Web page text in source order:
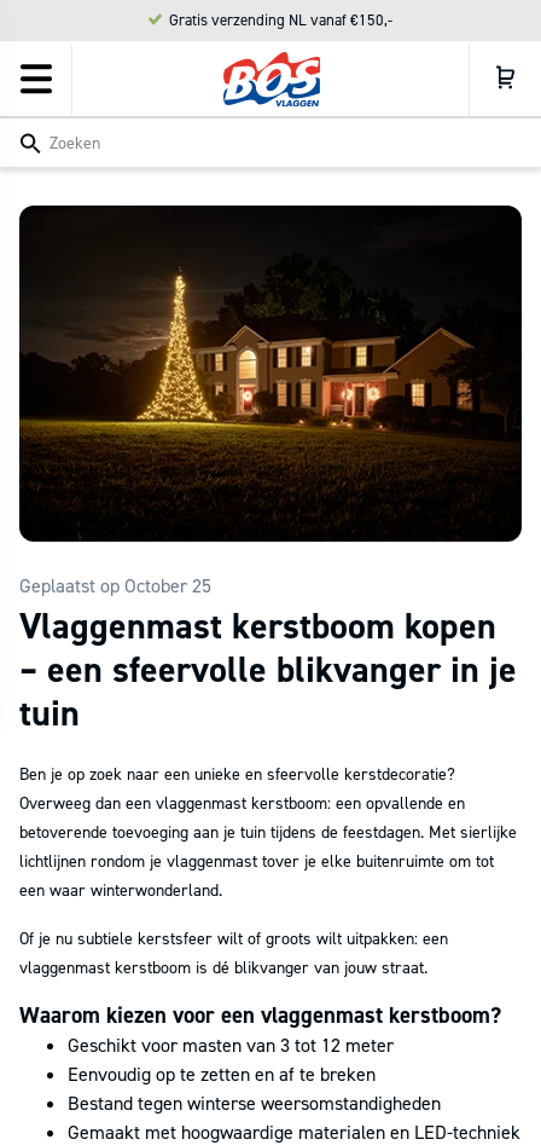
Meteen Gratis verzending NL vanaf €150,-
Zoeken
Geplaatst op October 25
Vlaggenmast kerstboom kopen
– een sfeervolle blikvanger in je
tuin
Ben je op zoek naar een unieke en sfeervolle kerstdecoratie?
Overweeg dan een vlaggenmast kerstboom: een opvallende en
betoverende toevoeging aan je tuin tijdens de feestdagen. Met sierlijke
lichtlijnen rondom je vlaggenmast tover je elke buitenruimte om tot
een waar winterwonderland.
Of je nu subtiele kerstsfeer wilt of groots wilt uitpakken: een
vlaggenmast kerstboom is dé blikvanger van jouw straat.
Waarom kiezen voor een vlaggenmast kerstboom?
Geschikt voor masten van 3 tot 12 meter
Eenvoudig op te zetten en af te breken
Bestand tegen winterse weersomstandigheden
Gemaakt met hoogwaardige materialen en LED-techniek